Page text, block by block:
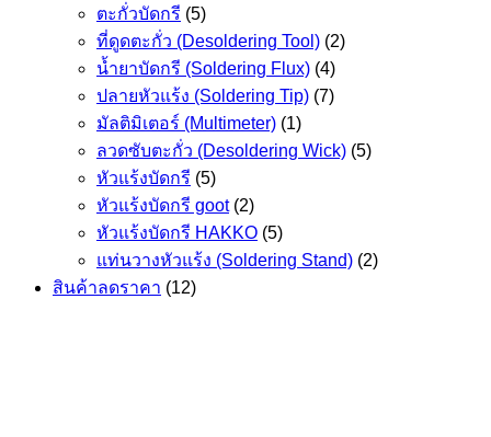
ตะกั่วบัดกรี (5)
ที่ดูดตะกั่ว (Desoldering Tool) (2)
น้ำยาบัดกรี (Soldering Flux) (4)
ปลายหัวแร้ง (Soldering Tip) (7)
มัลติมิเตอร์ (Multimeter) (1)
ลวดซับตะกั่ว (Desoldering Wick) (5)
หัวแร้งบัดกรี (5)
หัวแร้งบัดกรี goot (2)
หัวแร้งบัดกรี HAKKO (5)
แท่นวางหัวแร้ง (Soldering Stand) (2)
สินค้าลดราคา (12)